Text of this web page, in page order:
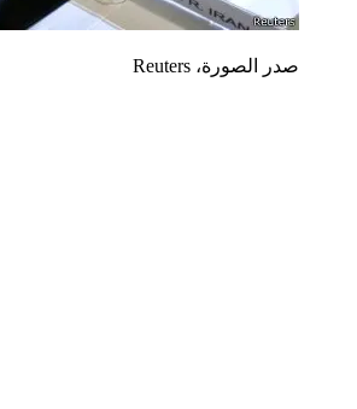
صدر الصورة، Reuters